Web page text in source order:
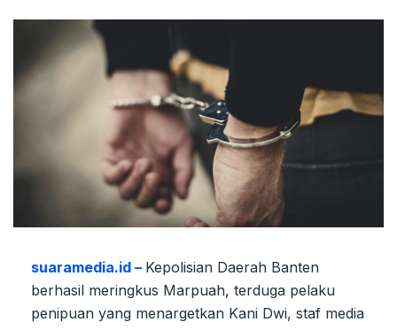
suaramedia.id – Kepolisian Daerah Banten
berhasil meringkus Marpuah, terduga pelaku
penipuan yang menargetkan Kani Dwi, staf media